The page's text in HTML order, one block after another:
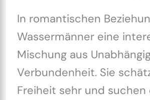
In romantischen
Wassermänner eine
Mischung aus
Verbundenheit. Sie
Freiheit sehr und suchen